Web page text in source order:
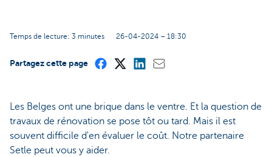
Temps de lecture: 3 minutes 26-04-2024 – 18:30
Partagez cette page
Les Belges ont une brique dans le ventre. Et la question de
travaux de rénovation se pose tôt ou tard. Mais il est
souvent difficile d'en évaluer le coût. Notre partenaire
Setle peut vous y aider.